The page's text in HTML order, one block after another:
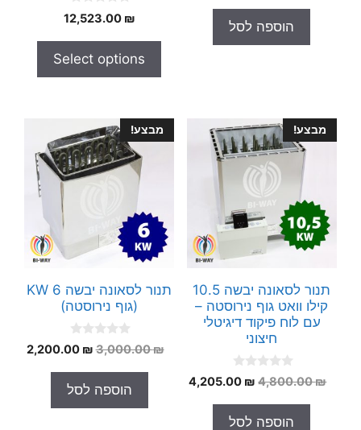
o
5
היה:
300.00 ₪.
הוספה לסל
0
o
o
5
12,523.00 ₪
Select options
מבצע!
תנור לסאונה יבשה 10.5
קילו וואט גוף נירוסטה –
עם לוח פיקוד דיגיטלי
חיצוני
0
o
o
4,800.00₪
המחיר
היה:
4,205.00 ₪
המחיר
הוספה לסל
מבצע!
תנור לסאונה יבשה 6 KW
(גוף נירוסטה)
0
o
o
5
3,000.00₪
המחיר
היה:
2,200.00 ₪
הוספה לסל